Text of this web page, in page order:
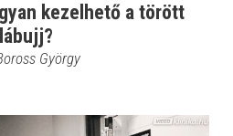
kezelhető a törött
György